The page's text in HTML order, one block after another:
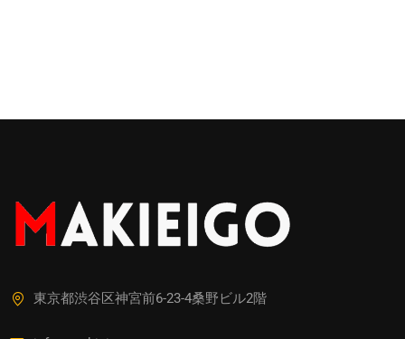
東京都渋谷区神宮前6-23-4桑野ビル2階